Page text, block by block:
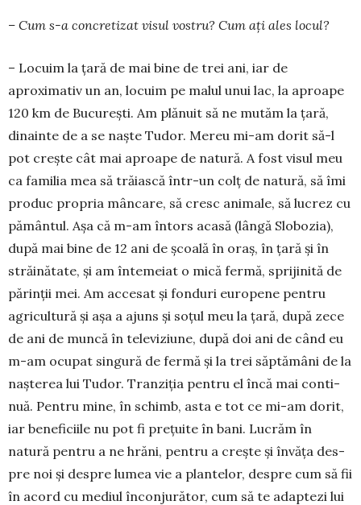
– Cum s-a concretizat visul vostru? Cum ați ales locul?
– Locuim la țară de mai bine de trei ani, iar de
aproximativ un an, locuim pe malul unui lac, la aproape
120 km de București. Am plănuit să ne mutăm la țară,
dinainte de a se naște Tudor. Me­reu mi-am dorit să-l
pot crește cât mai aproa­pe de natură. A fost visul meu
ca familia mea să trăiască într-un colț de natură, să îmi
pro­duc propria mâncare, să cresc animale, să lu­crez cu
pământul. Așa că m-am întors acasă (lân­gă Slobozia),
după mai bine de 12 ani de școală în oraș, în țară și în
străinătate, și am întemeiat o mică fermă, sprijinită de
părinții mei. Am accesat și fonduri europene pentru
agricultură și așa a ajuns și soțul meu la țară, după zece
de ani de muncă în televiziune, după doi ani de când eu
m-am ocupat singură de fermă și la trei săptămâni de la
naș­terea lui Tudor. Tranziția pentru el încă mai conti­
nuă. Pentru mine, în schimb, asta e tot ce mi-am dorit,
iar be­neficiile nu pot fi pre­țuite în bani. Lu­crăm în
natură pen­tru a ne hrăni, pen­tru a crește și învăța des­
pre noi și despre lumea vie a plantelor, despre cum să fii
în acord cu mediul înconjurător, cum să te adaptezi lui